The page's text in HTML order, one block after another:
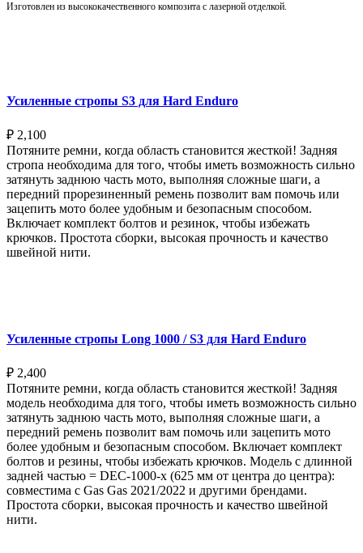
Изготовлен из высококачественного композита с лазерной отделкой.
Усиленные стропы S3 для Hard Enduro
₽ 2,100
Потяните ремни, когда область становится жесткой! Задняя
стропа необходима для того, чтобы иметь возможность сильно
затянуть заднюю часть мото, выполняя сложные шаги, а
передний прорезиненный ремень позволит вам помочь или
зацепить мото более удобным и безопасным способом.
Включает комплект болтов и резинок, чтобы избежать
крючков. Простота сборки, высокая прочность и качество
швейной нити.
Усиленные стропы Long 1000 / S3 для Hard Enduro
₽ 2,400
Потяните ремни, когда область становится жесткой! Задняя
модель необходима для того, чтобы иметь возможность сильно
затянуть заднюю часть мото, выполняя сложные шаги, а
передний ремень позволит вам помочь или зацепить мото
более удобным и безопасным способом. Включает комплект
болтов и резины, чтобы избежать крючков. Модель с длинной
задней частью = DEC-1000-x (625 мм от центра до центра):
совместима с Gas Gas 2021/2022 и другими брендами.
Простота сборки, высокая прочность и качество швейной
нити.